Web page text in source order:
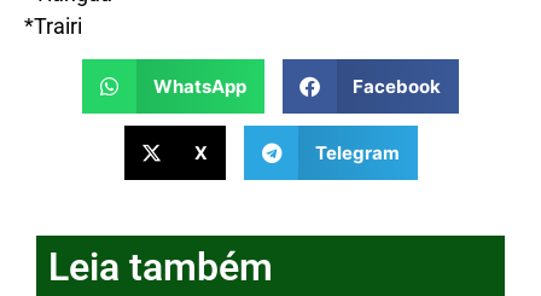
*Trairi
WhatsApp Facebook
X Telegram
Leia também